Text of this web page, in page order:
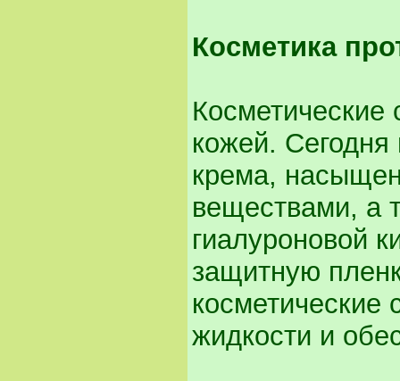
Косметика
Косметические
кожей.
крема,
веществами, а
гиалуроновой
защитную
косметические
жидкости и